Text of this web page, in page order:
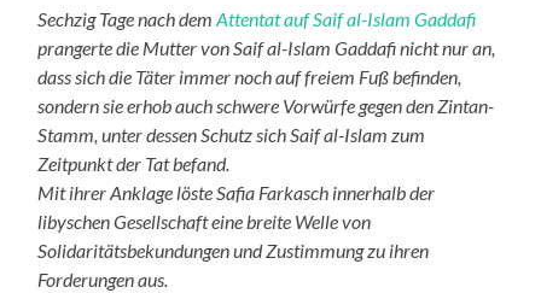
Sechzig Tage nach demAttentat auf Saif al-Islam Gaddafi
prangerte die Mutter von Saif al-Islam Gaddafi nicht nur an,
dass sich die Täter immer noch auf freiem Fuß befinden,
sondern sie erhob auch schwere Vorwürfe gegen den Zintan-
Stamm, unter dessen Schutz sich Saif al-Islam zum
Zeitpunkt der Tat befand.
Mit ihrer Anklage löste Safia Farkasch innerhalb der
libyschen Gesellschaft eine breite Welle von
Solidaritätsbekundungen und Zustimmung zu ihren
Forderungen aus.